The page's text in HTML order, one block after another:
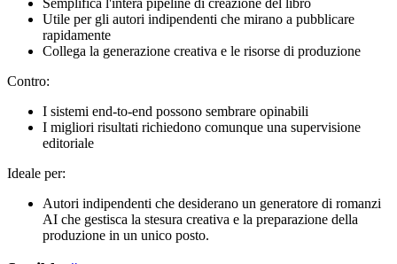
Utile per gli autori indipendenti che mirano a pubblicare
rapidamente
Collega la generazione creativa e le risorse di produzione
Contro:
I sistemi end-to-end possono sembrare opinabili
I migliori risultati richiedono comunque una supervisione
editoriale
Ideale per:
Autori indipendenti che desiderano un generatore di romanzi
AI che gestisca la stesura creativa e la preparazione della
produzione in un unico posto.